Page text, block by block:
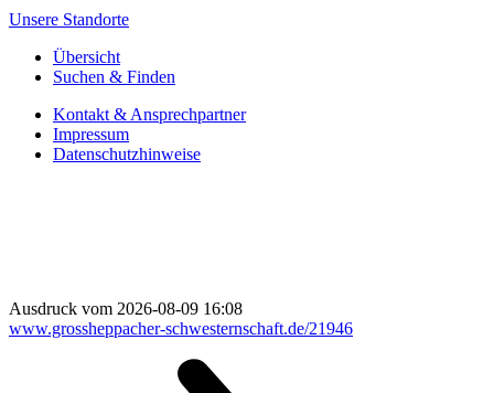
Unsere Standorte
Übersicht
Suchen & Finden
Kontakt & Ansprechpartner
Impressum
Datenschutzhinweise
Ausdruck vom 2026-08-09 16:08
www.grossheppacher-schwesternschaft.de/21946